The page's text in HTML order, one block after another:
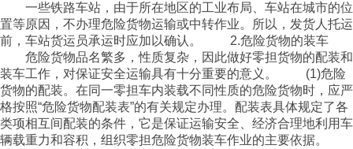
一些铁路车站，由于所在地区的工业布局、车站在城市的位
置等原因，不办理危险货物运输或中转作业。所以，发货人托运
前，车站货运员承运时应加以确认。 2.危险货物的装车
危险货物品名繁多，性质复杂，因此做好零担货物的配装和
装车工作，对保证安全运输具有十分重要的意义。 (1)危险
货物的配装。在同一零担车内装载不同性质的危险货物时，应严
格按照“危险货物配装表”的有关规定办理。配装表具体规定了各
类项相互间配装的条件，它是保证运输安全、经济合理地利用车
辆载重力和容积，组织零担危险货物装车作业的主要依据。